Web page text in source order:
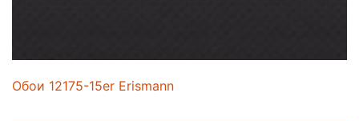
Обои 12175-15er Erismann